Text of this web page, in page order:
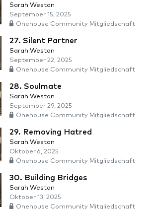
Sarah Weston
September 15, 2025
Onehouse Community Mitgliedschaft
27. Silent Partner
Sarah Weston
September 22, 2025
Onehouse Community Mitgliedschaft
28. Soulmate
Sarah Weston
September 29, 2025
Onehouse Community Mitgliedschaft
29. Removing Hatred
Sarah Weston
Oktober 6, 2025
Onehouse Community Mitgliedschaft
30. Building Bridges
Sarah Weston
Oktober 13, 2025
Onehouse Community Mitgliedschaft